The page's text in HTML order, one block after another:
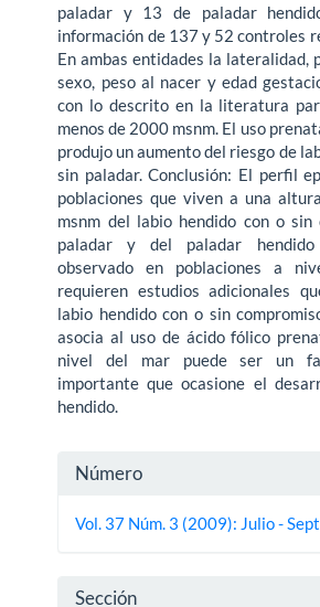
paladar y 13 de paladar
información de 137 y 52 controles
En ambas entidades la lateralidad,
sexo, peso al nacer y edad
con lo descrito en la literatura
menos de 2000 msnm. El uso
produjo un aumento del riesgo de
sin paladar. Conclusión: El perfil
poblaciones que viven a una
msnm del labio hendido con o sin
paladar y del paladar
observado en poblaciones a
requieren estudios adicionales
labio hendido con o sin
asocia al uso de ácido fólico
nivel del mar puede ser un
importante que ocasione el
hendido.
Detalles
del
Número
Vol. 37 Núm. 3 (2009): Julio -
Sección